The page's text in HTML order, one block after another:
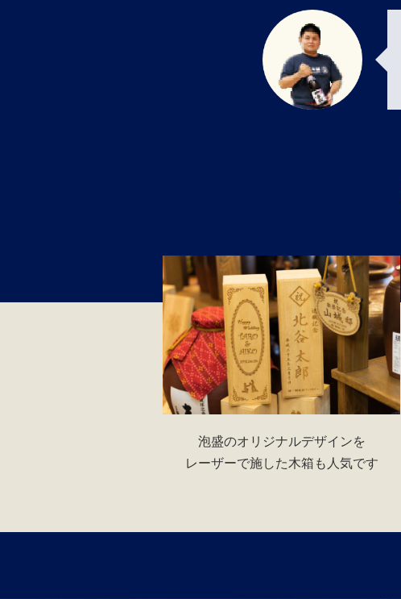
泡盛のオリジナルデザインを
レーザーで施した木箱も人気です